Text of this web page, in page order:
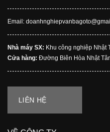
Email:
Nhà máy SX: Khu công nghiệp Nhật
Cửa hàng: Đường Biên Hòa Nhật
LIÊN HỆ